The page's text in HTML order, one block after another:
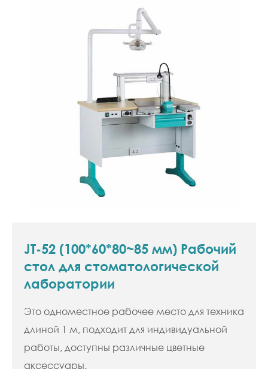
JT-52 (100*60*80~85 мм) Рабочий
стол для стоматологической
лаборатории
Это одноместное рабочее место для техника
длиной 1 м, подходит для индивидуальной
работы, доступны различные цветные
аксессуары.